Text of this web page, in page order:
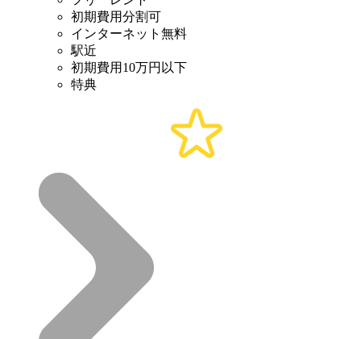
初期費用分割可
インターネット無料
駅近
初期費用10万円以下
特典